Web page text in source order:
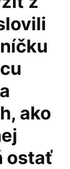
ako
ostať